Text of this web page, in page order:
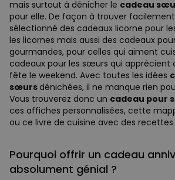
mais surtout à dénicher le cadeau
pour elle. De façon à trouver
sélectionné des cadeaux licorne pour
les licornes mais aussi des cadeaux
gourmandes, pour celles qui aiment
cadeaux pour les sœurs qui apprécient
fête le weekend. Avec toutes les idées
sœursdénichées, il ne manque rien
Vous trouverez donc un cadeau pour
ces affiches personnalisées, cette
ou ce livre de cuisine avec des
Pourquoi offrir un cadeau
absolument génial ?